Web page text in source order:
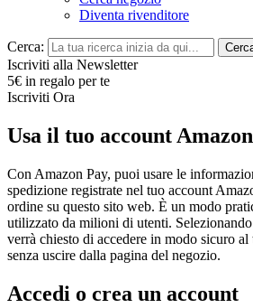
Diventa rivenditore
Cerca:
Iscriviti alla Newsletter
5€ in regalo per te
Iscriviti Ora
Usa il tuo account Amazon
Con Amazon Pay, puoi usare le
spedizione registrate nel tuo account
ordine su questo sito web. È un modo
utilizzato da milioni di utenti.
verrà chiesto di accedere in modo sicuro
senza uscire dalla pagina del negozio.
Accedi o crea un account